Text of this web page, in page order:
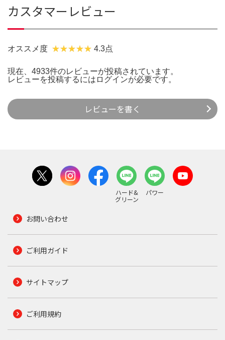
カスタマーレビュー
オススメ度 4.3点
現在、4933件のレビューが投稿されています。
レビューを投稿するには ログインが必要です。
レビューを書く
ハード&
グリーン
パワー
お問い合わせ
ご利用ガイド
サイトマップ
ご利用規約